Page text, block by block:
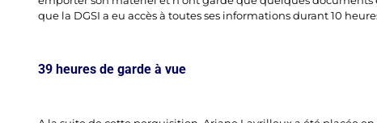
que la DGSI a eu accès à toutes ses informations durant 10
39 heures de garde à vue